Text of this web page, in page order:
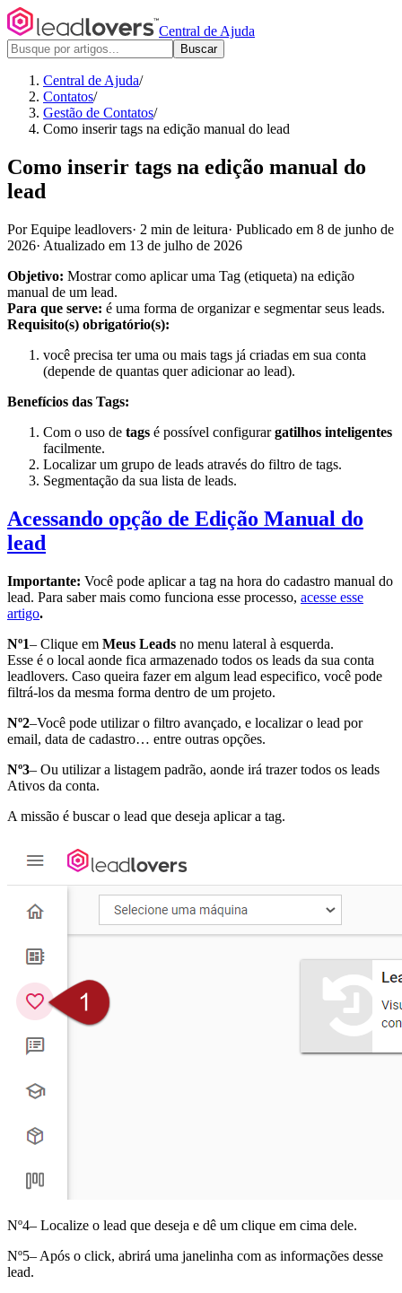
Central de Ajuda
Buscar
Central de Ajuda/
Contatos/
Gestão de Contatos/
Como inserir tags na edição manual do lead
Como inserir tags na edição manual do
lead
Por Equipe leadlovers· 2 min de leitura· Publicado em 8 de junho de
2026· Atualizado em 13 de julho de 2026
Objetivo: Mostrar como aplicar uma Tag (etiqueta) na edição
manual de um lead.
Para que serve: é uma forma de organizar e segmentar seus leads.
Requisito(s) obrigatório(s):
você precisa ter uma ou mais tags já criadas em sua conta
(depende de quantas quer adicionar ao lead).
Benefícios das Tags:
Com o uso de tags é possível configurargatilhos inteligentes
facilmente.
Localizar um grupo de leads através do filtro de tags.
Segmentação da sua lista de leads.
Acessando opção de Edição Manual do
lead
Importante: Você pode aplicar a tag na hora do cadastro manual do
lead. Para saber mais como funciona esse processo, acesse esse
artigo.
Nº1– Clique em Meus Leads no menu lateral à esquerda.
Esse é o local aonde fica armazenado todos os leads da sua conta
leadlovers. Caso queira fazer em algum lead especifico, você pode
filtrá-los da mesma forma dentro de um projeto.
Nº2–Você pode utilizar o filtro avançado, e localizar o lead por
email, data de cadastro… entre outras opções.
Nº3– Ou utilizar a listagem padrão, aonde irá trazer todos os leads
Ativos da conta.
A missão é buscar o lead que deseja aplicar a tag.
Nº4– Localize o lead que deseja e dê um clique em cima dele.
Nº5– Após o click, abrirá uma janelinha com as informações desse
lead.